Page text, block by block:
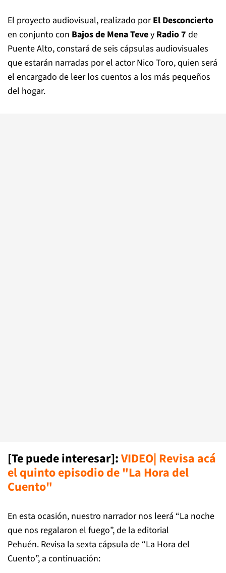
El proyecto audiovisual, realizado porEl Desconcierto
en conjunto con Bajos de Mena Tevey Radio 7 de
Puente Alto, constará de seis cápsulas audiovisuales
que estarán narradas por el actor Nico Toro, quien será
el encargado de leer los cuentos a los más pequeños
del hogar.
[Te puede interesar]:VIDEO| Revisa acá
el quinto episodio de "La Hora del
Cuento"
En esta ocasión, nuestro narrador nos leerá “La noche
que nos regalaron el fuego”, de la editorial
Pehuén. Revisa la sexta cápsula de “La Hora del
Cuento”, a continuación: